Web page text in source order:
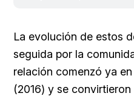
La evolución de estos
seguida por la
relación comenzó ya
(2016) y se